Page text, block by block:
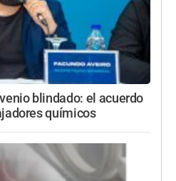
blindado: el acuerdo
químicos